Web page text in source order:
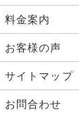
料金案内
お客様の声
サイトマップ
お問合わせ